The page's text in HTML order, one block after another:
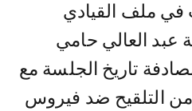
في ملف القيادي
عبد العالي حامي
تاريخ الجلسة مع
من التلقيح ضد فيروس